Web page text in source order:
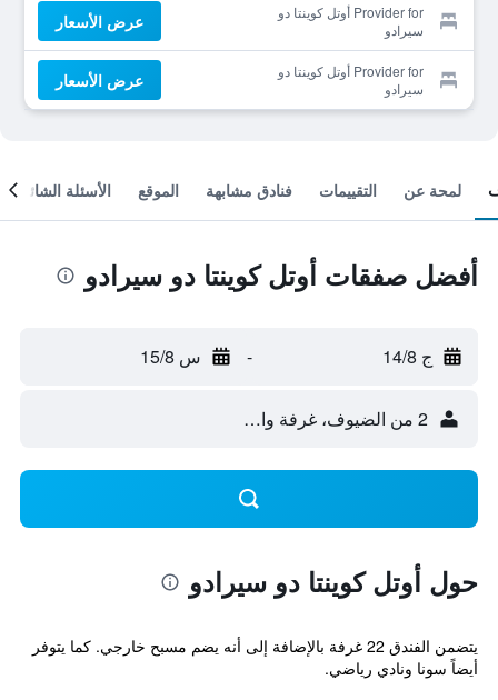
Provider for أوتل كوينتا دو
سيرادو
عرض الأسعار
Provider for أوتل كوينتا دو
سيرادو
عرض الأسعار
لمحة عن التقييمات فنادق مشابهة الموقع الأسئلة الشائعة
أفضل صفقات أوتل كوينتا دو سيرادو
ج 14/8 - س 15/8
2 من الضيوف، غرفة واحدة
حول أوتل كوينتا دو سيرادو
يتضمن الفندق 22 غرفة بالإضافة إلى أنه يضم مسبح خارجي. كما يتوفر
أيضاً سونا ونادي رياضي.